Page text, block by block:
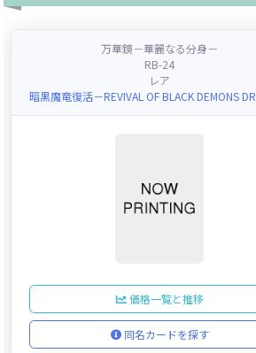
万華鏡－華麗なる分身－
RB-24
レア
価格一覧と推移
同名カードを探す